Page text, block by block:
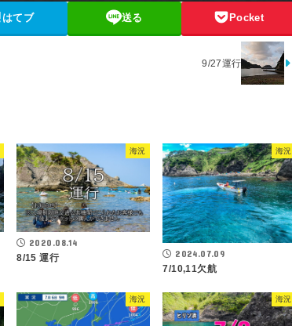
はてブ 送る Pocket
9/27運行
海況
2020.08.14
8/15 運行
海況
2024.07.09
7/10,11欠航
海況 海況